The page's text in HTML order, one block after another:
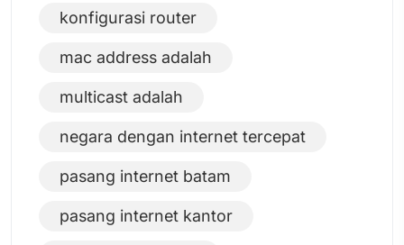
konfigurasi router
mac address adalah
multicast adalah
negara dengan internet tercepat
pasang internet batam
pasang internet kantor